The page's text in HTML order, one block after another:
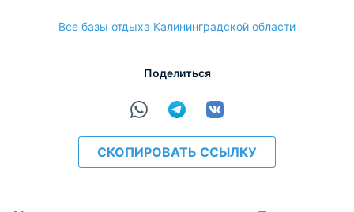
расчёт
Все базы отдыха Калининградской области
Поделиться
СКОПИРОВАТЬ ССЫЛКУ